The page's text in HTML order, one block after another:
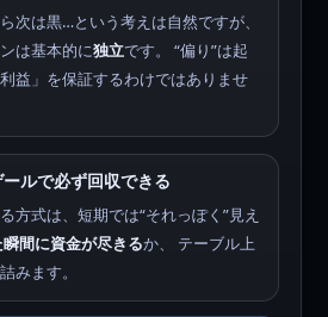
次は黒…という考えは自然ですが、
は基本的に独立です。 “偏り”は起
益」を保証するわけではありませ
ルで必ず回収できる
方式は、短期では“それっぽく”見え
間に資金が尽きるか、 テーブル上
みます。